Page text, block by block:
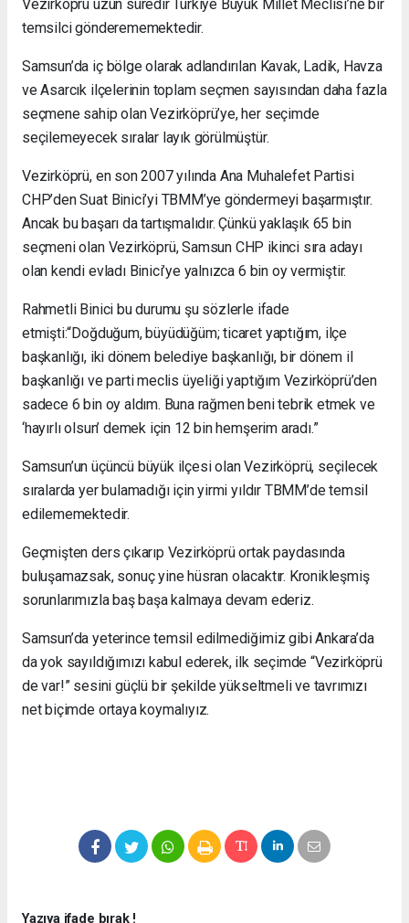
Vezirköprü uzun süredir Türkiye Büyük Millet Meclisi’ne bir
temsilci gönderememektedir.
Samsun’da iç bölge olarak adlandırılan Kavak, Ladik, Havza
ve Asarcık ilçelerinin toplam seçmen sayısından daha fazla
seçmene sahip olan Vezirköprü’ye, her seçimde
seçilemeyecek sıralar layık görülmüştür.
Vezirköprü, en son 2007 yılında Ana Muhalefet Partisi
CHP’den Suat Binici’yi TBMM’ye göndermeyi başarmıştır.
Ancak bu başarı da tartışmalıdır. Çünkü yaklaşık 65 bin
seçmeni olan Vezirköprü, Samsun CHP ikinci sıra adayı
olan kendi evladı Binici’ye yalnızca 6 bin oy vermiştir.
Rahmetli Binici bu durumu şu sözlerle ifade
etmişti:“Doğduğum, büyüdüğüm; ticaret yaptığım, ilçe
başkanlığı, iki dönem belediye başkanlığı, bir dönem il
başkanlığı ve parti meclis üyeliği yaptığım Vezirköprü’den
sadece 6 bin oy aldım. Buna rağmen beni tebrik etmek ve
‘hayırlı olsun’ demek için 12 bin hemşerim aradı.”
Samsun’un üçüncü büyük ilçesi olan Vezirköprü, seçilecek
sıralarda yer bulamadığı için yirmi yıldır TBMM’de temsil
edilememektedir.
Geçmişten ders çıkarıp Vezirköprü ortak paydasında
buluşamazsak, sonuç yine hüsran olacaktır. Kronikleşmiş
sorunlarımızla baş başa kalmaya devam ederiz.
Samsun’da yeterince temsil edilmediğimiz gibi Ankara’da
da yok sayıldığımızı kabul ederek, ilk seçimde “Vezirköprü
de var!” sesini güçlü bir şekilde yükseltmeli ve tavrımızı
net biçimde ortaya koymalıyız.
Yazıya ifade bırak !